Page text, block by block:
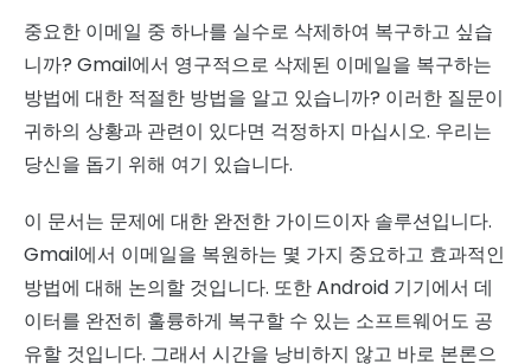
중요한 이메일 중 하나를 실수로 삭제하여 복구하고 싶습
니까? Gmail에서 영구적으로 삭제된 이메일을 복구하는
방법에 대한 적절한 방법을 알고 있습니까? 이러한 질문이
귀하의 상황과 관련이 있다면 걱정하지 마십시오. 우리는
당신을 돕기 위해 여기 있습니다.
이 문서는 문제에 대한 완전한 가이드이자 솔루션입니다.
Gmail에서 이메일을 복원하는 몇 가지 중요하고 효과적인
방법에 대해 논의할 것입니다. 또한 Android 기기에서 데
이터를 완전히 훌륭하게 복구할 수 있는 소프트웨어도 공
유할 것입니다. 그래서 시간을 낭비하지 않고 바로 본론으